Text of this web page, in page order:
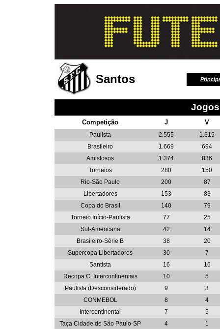
Santos
Competição J V
Paulista 2.555
1.315
Brasileiro
1.669
694
Amistosos
1.374
836
Torneios
280
150
Rio-São Paulo
200
87
Libertadores
153
83
Copa do Brasil
140
79
Torneio Início-Paulista
77
25
Sul-Americana
42
14
Brasileiro-Série B
38
20
Supercopa Libertadores
30
7
Santista
16
16
Recopa C. Intercontinentais
10
5
Paulista (Desconsiderado)
9
3
CONMEBOL
8
4
Intercontinental
7
5
Taça Cidade de São Paulo-SP
4
1